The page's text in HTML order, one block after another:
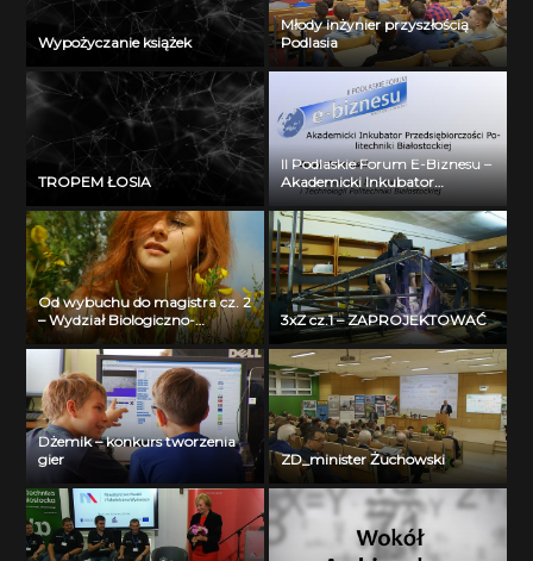
Wypożyczanie książek
Młody inżynier przyszłością
Podlasia
TROPEM ŁOSIA
II Podlaskie Forum E-Biznesu –
Akademicki Inkubator
Przedsiębiorczości Politechniki
Białostockiej – Jerzy Muszyński
Od wybuchu do magistra cz. 2
– Wydział Biologiczno-
Chemiczny Uniwersytetu w
Białymstoku
3xZ cz.1 – ZAPROJEKTOWAĆ
Dżemik – konkurs tworzenia
gier
ZD_minister Żuchowski